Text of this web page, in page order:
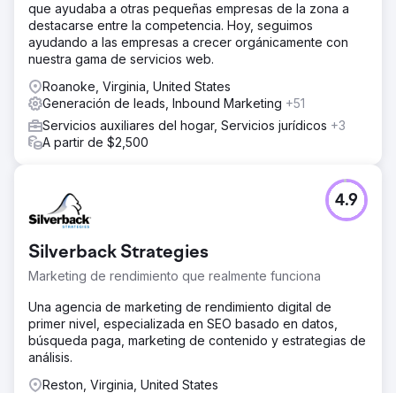
que ayudaba a otras pequeñas empresas de la zona a
destacarse entre la competencia. Hoy, seguimos
ayudando a las empresas a crecer orgánicamente con
nuestra gama de servicios web.
Roanoke, Virginia, United States
Generación de leads, Inbound Marketing +51
Servicios auxiliares del hogar, Servicios jurídicos +3
A partir de $2,500
Silverback Strategies
Marketing de rendimiento que realmente funciona
4.9
Una agencia de marketing de rendimiento digital de
primer nivel, especializada en SEO basado en datos,
búsqueda paga, marketing de contenido y estrategias de
análisis.
Reston, Virginia, United States